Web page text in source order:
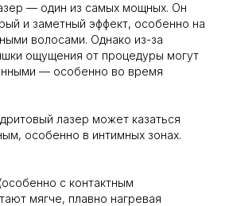
— один из самых мощных. Он
и заметный эффект, особенно на
волосами. Однако из-за
ощущения от процедуры могут
— особенно во время
лазер может казаться
особенно в интимных зонах.
с контактным
мягче, плавно нагревая